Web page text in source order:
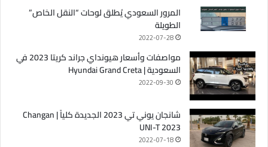
المرور السعودي يُطلق لوحات “النقل الخاص”
الطويلة
2022-07-28
مواصفات وأسعار هيونداي جراند كريتا 2023 في
السعودية | Hyundai Grand Creta
2022-09-30
شانجان يوني تي 2023 الجديدة كلياً | Changan
UNI-T 2023
2022-07-18